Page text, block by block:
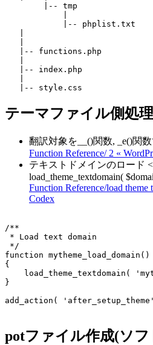
        |-- tmp
            |-- phplist.txt
   |-- functions.php
   |-- index.php
テーマファイル側処理
翻訳対象を__()関数, _e()関数
Function Reference/ 2 «
テキストドメインのロード
load_theme_textdomain(
Function Reference/load theme
Codex
/**
* Load text domain
*/
function mytheme_load_domain()
{
load_theme_textdomain(
}
potファイル作成(ソフ